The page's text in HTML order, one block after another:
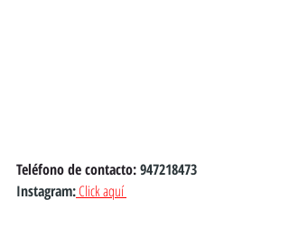
Teléfono de contacto: 947218473
Instagram: Click aquí